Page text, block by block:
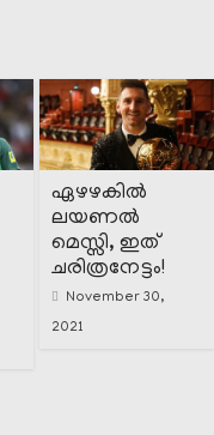
ഏഴഴകിൽ
ലയണൽ
മെസ്സി, ഇത്
ചരിത്രനേട്ടം!
November 30,
2021